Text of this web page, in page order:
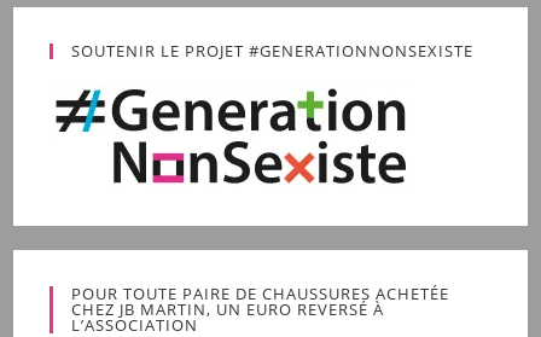
SOUTENIR LE PROJET #GENERATIONNONSEXISTE
POUR TOUTE PAIRE DE CHAUSSURES ACHETÉE
CHEZ JB MARTIN, UN EURO REVERSÉ À
L’ASSOCIATION